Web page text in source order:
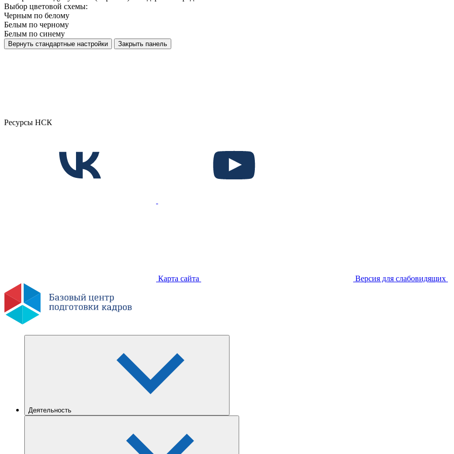
Выбор цветовой схемы:
Черным по белому
Белым по черному
Белым по синему
Вернуть стандартные настройки Закрыть панель
Ресурсы НСК
Карта сайта Версия для слабовидящих
Деятельность